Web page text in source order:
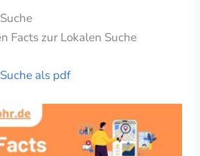
Facts zur Lokalen Suche
als pdf